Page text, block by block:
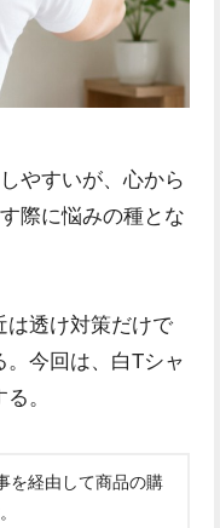
やすいが、心から
際に悩みの種とな
透け対策だけで
今回は、白Tシャ
。
を経由して商品の購